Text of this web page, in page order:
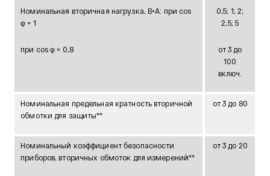
Номинальная вторичная нагрузка, В•А: при cos
φ = 1
при cos φ = 0,8
0,5; 1; 2;
2,5; 5
от 3 до
100
включ.
Номинальная предельная кратность вторичной
обмотки для защиты**
от 3 до 80
Номинальный коэффициент безопасности
приборов, вторичных обмоток для измерений**
от 3 до 20